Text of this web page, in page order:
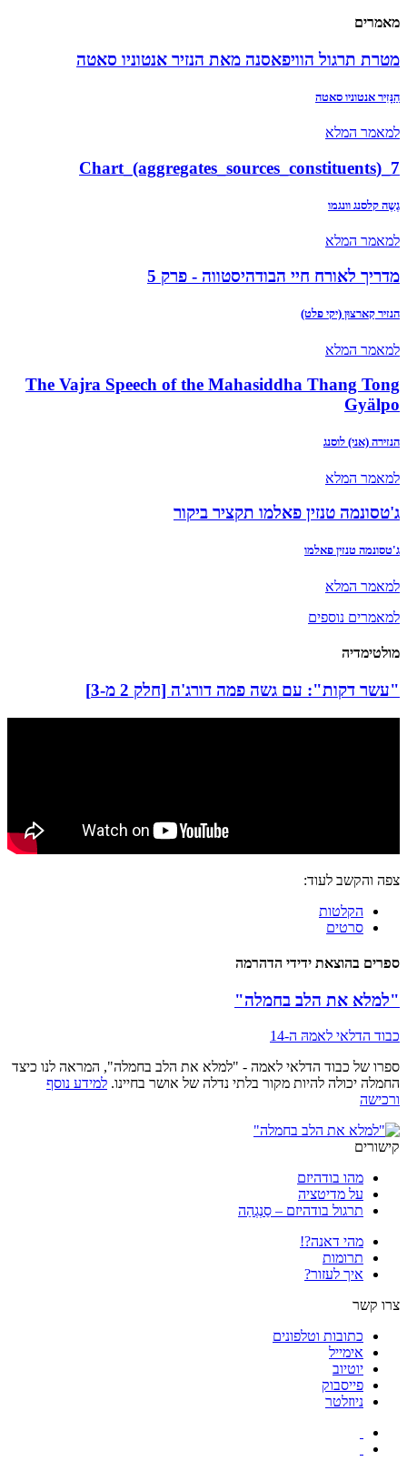
מאמרים
מטרת תרגול הוויפאסנה מאת הנזיר אנטוניו סאטה
הַנָּזִיר אנטוניו סאטה
למאמר המלא
7_(Chart_(aggregates_sources_constituents
גֶשֶה קלסנג וונגמו
למאמר המלא
מדריך לאורח חיי הבודהיסטווה - פרק 5
הנזיר קַארצוּן (יקי פלט)
למאמר המלא
The Vajra Speech of the Mahasiddha Thang Tong
Gyälpo
הנזירה (אני) לוסנג
למאמר המלא
ג'טסונמה טנזין פאלמו תקציר ביקור
ג'טסונמה טנזין פאלמו
למאמר המלא
למאמרים נוספים
מולטימדיה
"עשר דקות": עם גשה פמה דורג'ה [חלק 2 מ-3]
צפה והקשב לעוד:
הקלטות
סרטים
ספרים בהוצאת ידידי הדהרמה
"למלא את הלב בחמלה"
כבוד הדלאי לאמהּ ה-14
ספרו של כבוד הדלאי לאמה - "למלא את הלב בחמלה", המראה לנו כיצד
החמלה יכולה להיות מקור בלתי נדלה של אושר בחיינו. למידע נוסף
ורכישה
קישורים
מהו בודהיזם
על מדיטציה
תרגול בודהיזם – סַנְגְהַה
מהי דאנה?!
תרומות
איך לעזור?
צרו קשר
כתובות וטלפונים
אימייל
יוטיוב
פייסבוק
ניוזלטר